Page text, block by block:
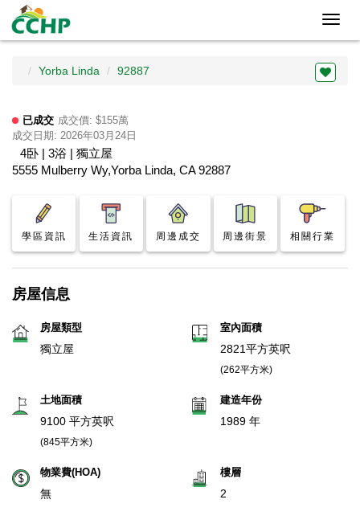
Yorba Linda 92887
已成交 成交價: $155萬
成交日期: 2026年03月24日
4卧 | 3浴 | 獨立屋
5555 Mulberry Wy,Yorba Linda, CA 92887
學區資訊 生活資訊 周邊成交 周邊街景 相關行業
房屋信息
房屋類型
獨立屋
室內面積
2821平方英呎
(262平方米)
土地面積
9100 平方英呎
(845平方米)
建造年份
1989 年
物業費(HOA)
無
樓層
2